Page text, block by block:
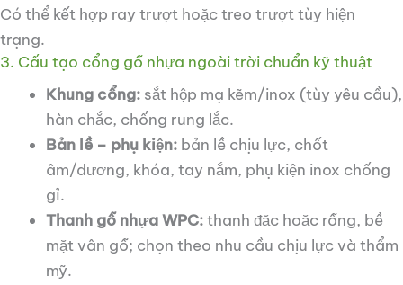
Có thể kết hợp ray trượt hoặc treo trượt tùy hiện
trạng.
3. Cấu tạo cổng gỗ nhựa ngoài trời chuẩn kỹ thuật
Khung cổng: sắt hộp mạ kẽm/inox (tùy yêu cầu),
hàn chắc, chống rung lắc.
Bản lề – phụ kiện: bản lề chịu lực, chốt
âm/dương, khóa, tay nắm, phụ kiện inox chống
gỉ.
Thanh gỗ nhựa WPC:thanh đặc hoặc rỗng, bề
mặt vân gỗ; chọn theo nhu cầu chịu lực và thẩm
mỹ.